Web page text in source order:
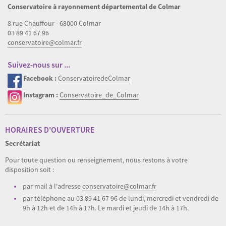
Conservatoire à rayonnement départemental de Colmar
8 rue Chauffour - 68000 Colmar
03 89 41 67 96
conservatoire@colmar.fr
Suivez-nous sur ...
Facebook :ConservatoiredeColmar
Instagram :Conservatoire_de_Colmar
HORAIRES D'OUVERTURE
Secrétariat
Pour toute question ou renseignement, nous restons à votre
disposition soit :
par mail à l'adresseconservatoire@colmar.fr
par téléphone au 03 89 41 67 96 de lundi, mercredi et vendredi de
9h à 12h et de 14h à 17h. Le mardi et jeudi de 14h à 17h.